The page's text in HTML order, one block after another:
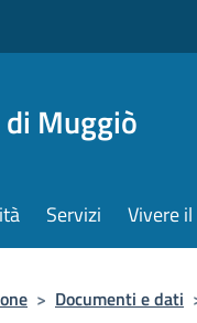
di Muggiò
Servizi Vivere
> Documenti e dati